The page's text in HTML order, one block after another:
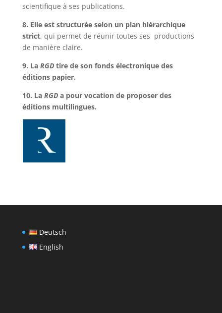
scientifique à ses publications.
8. Elle est structurée selon un plan hiérarchique
strict, qui permet de réunir toutes ses productions
de manière claire.
9. La RGDtire de son fonds électronique des
éditions papier.
10. La RGDa pour vocation de proposer des
éditions multilingues.
Deutsch
English